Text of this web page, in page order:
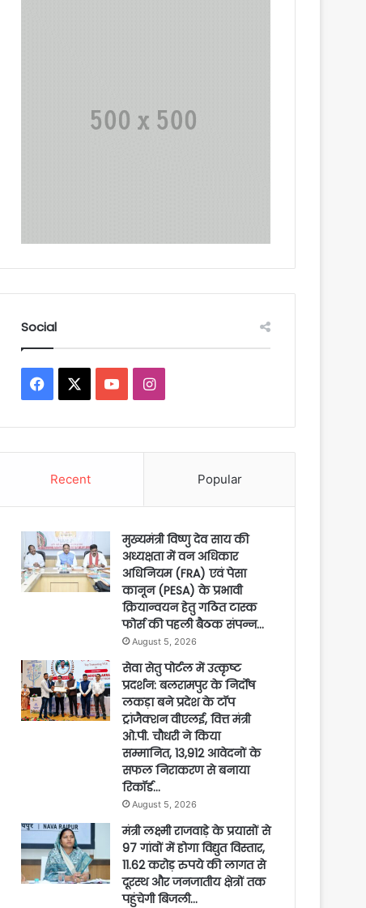
Social
Facebook YouTubeInstagram
Recent Popular
मुख्यमंत्री विष्णु देव साय की
अध्यक्षता में वन अधिकार
अधिनियम (FRA) एवं पेसा
कानून (PESA) के प्रभावी
क्रियान्वयन हेतु गठित टास्क
फोर्स की पहली बैठक संपन्न…
August 5, 2026
सेवा सेतु पोर्टल में उत्कृष्ट
प्रदर्शन: बलरामपुर के निर्दोष
लकड़ा बने प्रदेश के टॉप
ट्रांजैक्शन वीएलई, वित्त मंत्री
ओ.पी. चौधरी ने किया
सम्मानित, 13,912 आवेदनों के
सफल निराकरण से बनाया
रिकॉर्ड…
August 5, 2026
मंत्री लक्ष्मी राजवाड़े के प्रयासों से
97 गांवों में होगा विद्युत विस्तार,
11.62 करोड़ रुपये की लागत से
दूरस्थ और जनजातीय क्षेत्रों तक
पहुंचेगी बिजली…